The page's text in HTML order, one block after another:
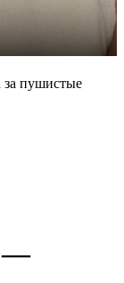
за пушистые
—